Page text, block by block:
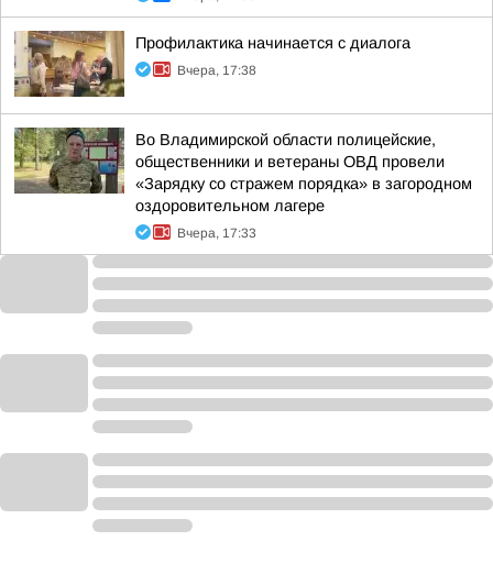
Профилактика начинается с диалога
Вчера, 17:38
Во Владимирской области полицейские,
общественники и ветераны ОВД провели
«Зарядку со стражем порядка» в загородном
оздоровительном лагере
Вчера, 17:33